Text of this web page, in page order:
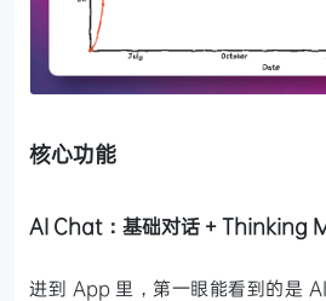
核心功能
AI Chat：基础对话 + Thinking
进到 App 里，第一眼能看到的是